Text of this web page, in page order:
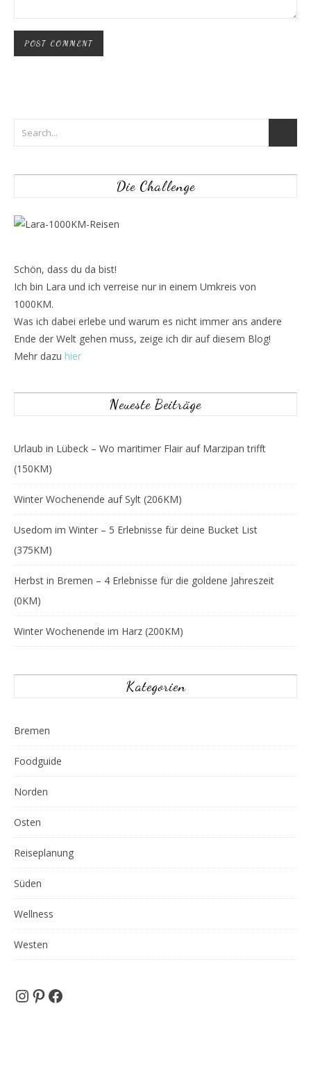
Die Challenge
Schön, dass du da bist!
Ich bin Lara und ich verreise nur in einem Umkreis von
1000KM.
Was ich dabei erlebe und warum es nicht immer ans andere
Ende der Welt gehen muss, zeige ich dir auf diesem Blog!
Mehr dazu hier
Neueste Beiträge
Urlaub in Lübeck – Wo maritimer Flair auf Marzipan trifft
(150KM)
Winter Wochenende auf Sylt (206KM)
Usedom im Winter – 5 Erlebnisse für deine Bucket List
(375KM)
Herbst in Bremen – 4 Erlebnisse für die goldene Jahreszeit
(0KM)
Winter Wochenende im Harz (200KM)
Kategorien
Bremen
Foodguide
Norden
Osten
Reiseplanung
Süden
Wellness
Westen
Instagram
Pinterest
Facebook